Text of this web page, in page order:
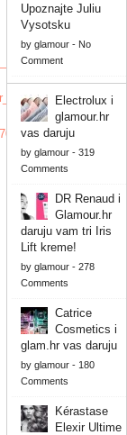
Upoznajte Juliu
Vysotsku
by glamour- No
Comment
Electrolux i
glamour.hr
vas daruju
by glamour- 319
Comments
DR Renaud i
Glamour.hr
daruju vam tri Iris
Lift kreme!
by glamour- 278
Comments
Catrice
Cosmetics i
glam.hr vas daruju
by glamour- 180
Comments
Kérastase
Elexir Ultime